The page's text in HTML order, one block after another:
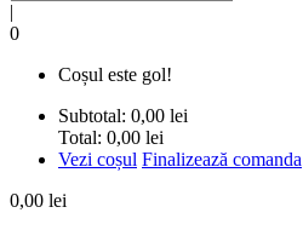
|
0
Coșul este gol!
Subtotal: 0,00 lei
Total: 0,00 lei
Vezi coșul Finalizează comanda
0,00 lei